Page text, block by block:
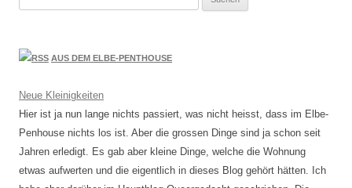
AUS DEM ELBE-PENTHOUSE
Neue Kleinigkeiten
Hier ist ja nun lange nichts passiert, was nicht heisst, dass im Elbe-
Penhouse nichts los ist. Aber die grossen Dinge sind ja schon seit
Jahren erledigt. Es gab aber kleine Dinge, welche die Wohnung
etwas aufwerten und die eigentlich in dieses Blog gehört hätten. Ich